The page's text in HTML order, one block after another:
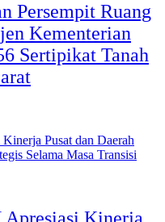
Persempit Ruang
Kementerian
Sertipikat Tanah